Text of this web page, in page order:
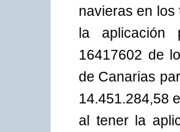
navieras en los
la aplicación
16417602 de
de Canarias
14.451.284,58
al tener la